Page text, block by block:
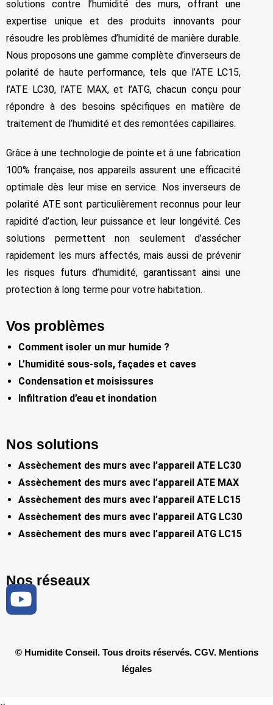
solutions contre l’humidité des murs, offrant une
expertise unique et des produits innovants pour
résoudre les problèmes d’humidité de manière durable.
Nous proposons une gamme complète d’inverseurs de
polarité de haute performance, tels que l’ATE LC15,
l’ATE LC30, l’ATE MAX, et l’ATG, chacun conçu pour
répondre à des besoins spécifiques en matière de
traitement de l’humidité et des remontées capillaires.
Grâce à une technologie de pointe et à une fabrication
100% française, nos appareils assurent une efficacité
optimale dès leur mise en service. Nos inverseurs de
polarité ATE sont particulièrement reconnus pour leur
rapidité d’action, leur puissance et leur longévité. Ces
solutions permettent non seulement d’assécher
rapidement les murs affectés, mais aussi de prévenir
les risques futurs d’humidité, garantissant ainsi une
protection à long terme pour votre habitation.
Vos problèmes
Comment isoler un mur humide ?
L’humidité sous-sols, façades et caves
Condensation et moisissures
Infiltration d’eau et inondation
Nos solutions
Assèchement des murs avec l’appareil ATE LC30
Assèchement des murs avec l’appareil ATE MAX
Assèchement des murs avec l’appareil ATE LC15
Assèchement des murs avec l’appareil ATG LC30
Assèchement des murs avec l’appareil ATG LC15
Nos réseaux
© Humidite Conseil. Tous droits réservés. CGV. Mentions
légales